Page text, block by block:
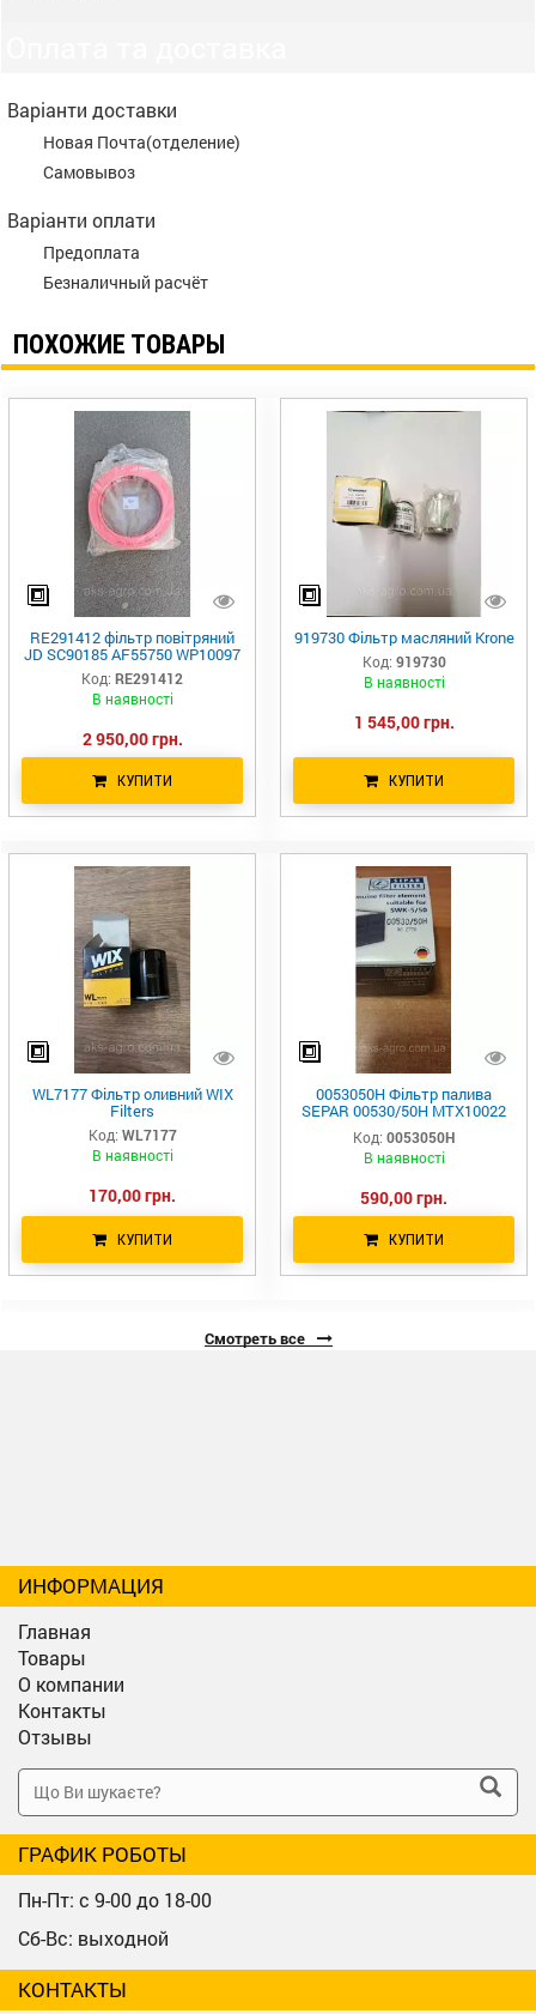
Варіанти доставки
Новая Почта(отделение)
Самовывоз
Варіанти оплати
Предоплата
Безналичный расчёт
ПОХОЖИЕ ТОВАРЫ
RE291412 фільтр повітряний
JD SC90185 AF55750 WP10097
Код: RE291412
В наявності
2 950,00 грн.
КУПИТИ
919730 Фільтр масляний Krone
Код: 919730
В наявності
1 545,00 грн.
КУПИТИ
WL7177 Фільтр оливний WIX
Filters
Код: WL7177
В наявності
170,00 грн.
КУПИТИ
0053050H Фільтр палива
SEPAR 00530/50H MTX10022
PK9371 FF338130 E0530K02
E0530K01 KX336 PU89 PU88
95101E
Код: 0053050H
В наявності
590,00 грн.
КУПИТИ
Смотреть все
ИНФОРМАЦИЯ
Главная
Товары
О компании
Контакты
Отзывы
ГРАФИК РОБОТЫ
Пн-Пт: с 9-00 до 18-00
Сб-Вс: выходной
КОНТАКТЫ